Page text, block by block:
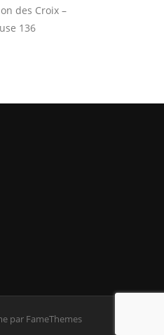
des Croix –
136
par FameThemes